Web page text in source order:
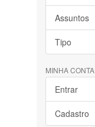
Assuntos
Tipo
MINHA CONTA
Entrar
Cadastro